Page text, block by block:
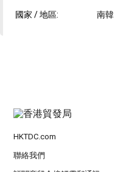
國家 / 地區: 南韓
HKTDC.com
聯絡我們